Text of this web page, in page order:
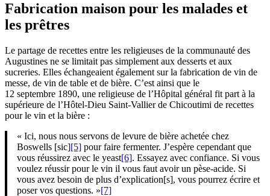
Fabrication maison pour les malades et
les prêtres
Le partage de recettes entre les religieuses de la communauté des
Augustines ne se limitait pas simplement aux desserts et aux
sucreries. Elles échangeaient également sur la fabrication de vin de
messe, de vin de table et de bière. C’est ainsi que le
12 septembre 1890, une religieuse de l’Hôpital général fit part à la
supérieure de l’Hôtel-Dieu Saint-Vallier de Chicoutimi de recettes
pour le vin et la bière :
« Ici, nous nous servons de levure de bière achetée chez
Boswells [sic][5] pour faire fermenter. J’espère cependant que
vous réussirez avec le yeast[6]. Essayez avec confiance. Si vous
voulez réussir pour le vin il vous faut avoir un pèse-acide. Si
vous avez besoin de plus d’explication[s], vous pourrez écrire et
poser vos questions. »[7]